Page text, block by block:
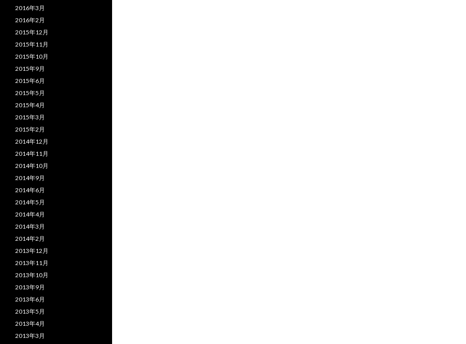
2016年3月
2016年2月
2015年12月
2015年11月
2015年10月
2015年9月
2015年6月
2015年5月
2015年4月
2015年3月
2015年2月
2014年12月
2014年11月
2014年10月
2014年9月
2014年6月
2014年5月
2014年4月
2014年3月
2014年2月
2013年12月
2013年11月
2013年10月
2013年9月
2013年6月
2013年5月
2013年4月
2013年3月